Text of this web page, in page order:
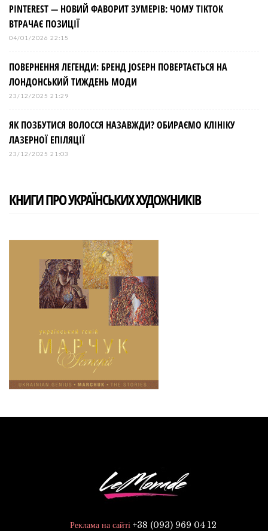
PINTEREST — НОВИЙ ФАВОРИТ ЗУМЕРІВ: ЧОМУ TIKTOK
ВТРАЧАЄ ПОЗИЦІЇ
04/01/2026 22:15
ПОВЕРНЕННЯ ЛЕГЕНДИ: БРЕНД JOSEPH ПОВЕРТАЄТЬСЯ НА
ЛОНДОНСЬКИЙ ТИЖДЕНЬ МОДИ
23/12/2025 21:29
ЯК ПОЗБУТИСЯ ВОЛОССЯ НАЗАВЖДИ? ОБИРАЄМО КЛІНІКУ
ЛАЗЕРНОЇ ЕПІЛЯЦІЇ
23/12/2025 21:03
КНИГИ ПРО УКРАЇНСЬКИХ ХУДОЖНИКІВ
Реклама на сайті +38 (093) 969 04 12